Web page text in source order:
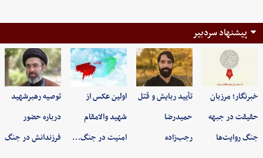
پیشنهاد سردبیر
خبرنگار؛ مرزبان
حقیقت در جبهه
جنگ روایت‌ها
تأیید ربایش و قتل
حمیدرضا
رجب‌زاده
اولین عکس از
شهید والامقام
امنیت در جنگ…
توصیه رهبرشهید
درباره حضور
فرزندانش در جنگ